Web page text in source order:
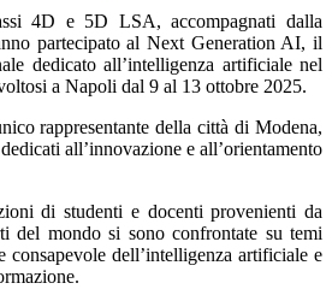
4D e 5D LSA, accompagnati dalla
partecipato al Next Generation AI, il
dedicato all’intelligenza artificiale nel
a Napoli dal 9 al 13 ottobre 2025.
rappresentante della città di Modena,
all’innovazione e all’orientamento
di studenti e docenti provenienti da
del mondo si sono confrontate su temi
consapevole dell’intelligenza artificiale e